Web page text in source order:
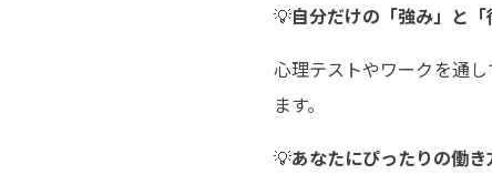
💡自分だけの「強み」と「
心理テストやワークを通
ます。
💡あなたにぴったりの働き